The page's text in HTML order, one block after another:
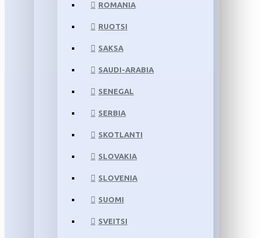
ROMANIA
RUOTSI
SAKSA
SAUDI-ARABIA
SENEGAL
SERBIA
SKOTLANTI
SLOVAKIA
SLOVENIA
SUOMI
SVEITSI